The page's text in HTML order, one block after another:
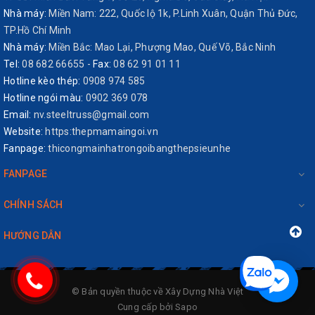
- Thi công nhanh vì được liên kết bằng bulong, bat, ốc vít chuyên
dụng.
- Không bắt lửa, chống cháy, an toàn , thân thiện với môi trường,
kể cả môi trường nước biển có độ mặn cao.
- Được kiểm định chất lượng tại các trung tâm kiểm định uy tín
như Trung Tâm 3 Quatest, Trung tâm kiểm định vật liệu xây dựng của
Đại Học Bách Khoa TP.HCM
Kiểm định thanh mè STEELTRUSS TS40.50
5. TIÊU CHUẨN SẢN XUẤT CỦA THANH MÈ/LITO MẠ NHÔM
STEELTRUSS
- SẢN PHẨM CẦU PHONG, XÀ GỒ THÉP MẠ
STEELTRUSS
®ĐƯỢC SẢN XUẤT THEO TIÊU CHUẨN:
Nhà máy: Miền Nam: 222, Quốc lộ 1k, P.Linh Xuân, Quận Thủ Đức,
TP.Hồ Chí Minh
Nhà máy: Miền Bắc: Mao Lại, Phượng Mao, Quế Võ, Bắc Ninh
Tel: 08 682 66655 - Fax:08 62 91 01 11
Hotline kèo thép: 0908 974 585
Hotline ngói màu: 0902 369 078
Email: nv.steeltruss@gmail.com
Website: https:thepmamaingoi.vn
Fanpage: thicongmainhatrongoibangthepsieunhe
FANPAGE
CHÍNH SÁCH
HƯỚNG DẪN
© Bản quyền thuộc về Xây Dựng Nhà Việt
Cung cấp bởiSapo